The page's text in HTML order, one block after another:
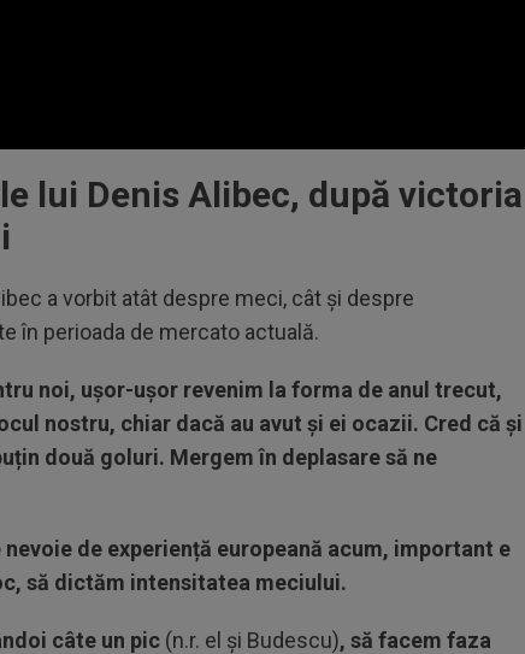
lui Denis Alibec, după victoria
a vorbit atât despre meci, cât și despre
în perioada de mercato actuală.
noi, ușor-ușor revenim la forma de anul trecut,
nostru, chiar dacă au avut și ei ocazii. Cred că și
două goluri. Mergem în deplasare să ne
de experiență europeană acum, important e
să dictăm intensitatea meciului.
câte un pic (n.r. el și Budescu), să facem faza